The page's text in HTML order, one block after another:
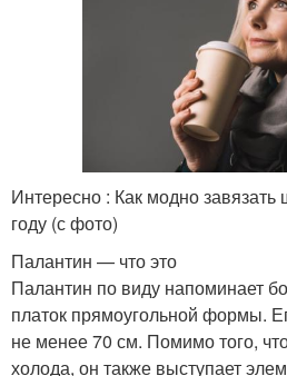
Интересно : Как модно
году (с фото)
Палантин — что это
Палантин по виду напоминает
платок прямоугольной формы.
не менее 70 см. Помимо того,
холода, он также выступает